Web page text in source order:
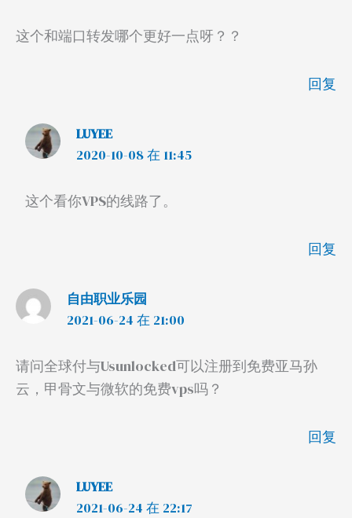
这个和端口转发哪个更好一点呀？？
回复
LUYEE
2020-10-08 在 11:45
这个看你VPS的线路了。
回复
自由职业乐园
2021-06-24 在 21:00
请问全球付与Usunlocked可以注册到免费亚马孙
云，甲骨文与微软的免费vps吗？
回复
LUYEE
2021-06-24 在 22:17